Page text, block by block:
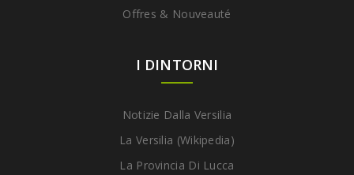
Offres & Nouveauté
I DINTORNI
Notizie Dalla Versilia
La Versilia (Wikipedia)
La Provincia Di Lucca